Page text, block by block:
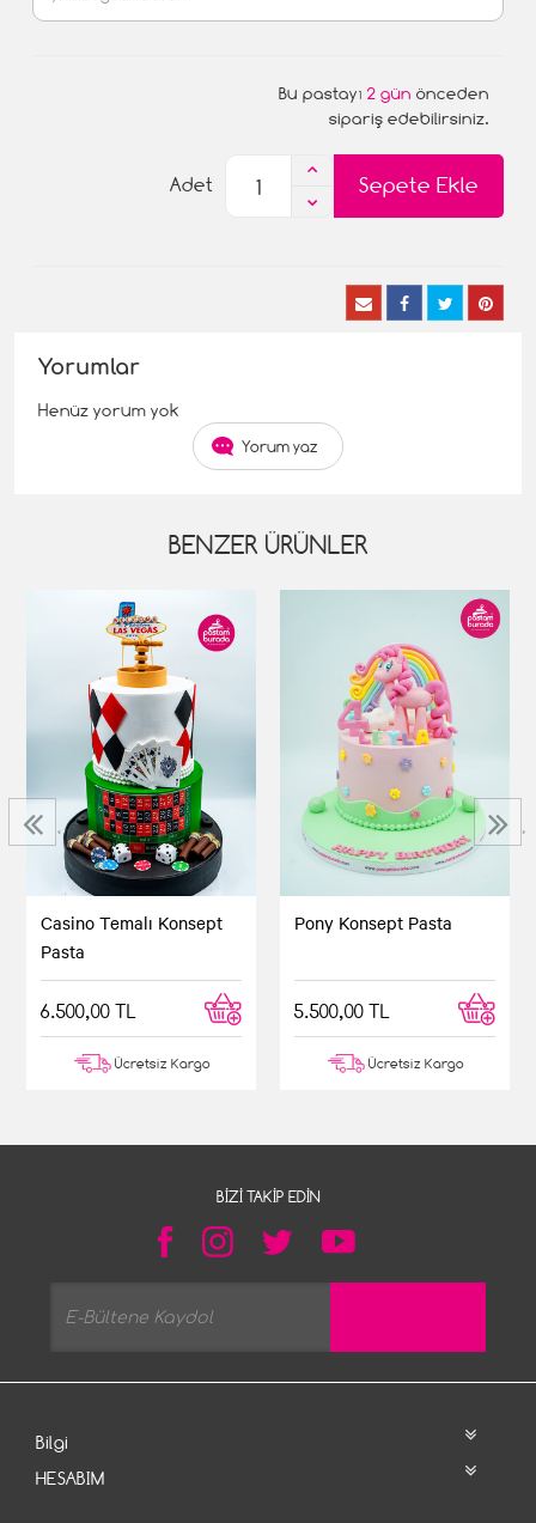
Bu pastayı 2 gün önceden
sipariş edebilirsiniz.
Sepete Ekle
Adet
Yorumlar
Henüz yorum yok
Yorum yaz
BENZER ÜRÜNLER
Casino Temalı Konsept
Pasta
6.500,00 TL
Ücretsiz Kargo
Pony Konsept Pasta
5.500,00 TL
Ücretsiz Kargo
‹ ›
BIZI TAKIP EDIN
Bilgi
HESABIM